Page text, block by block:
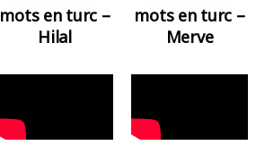
mots en turc –
Hilal
mots en turc –
Merve